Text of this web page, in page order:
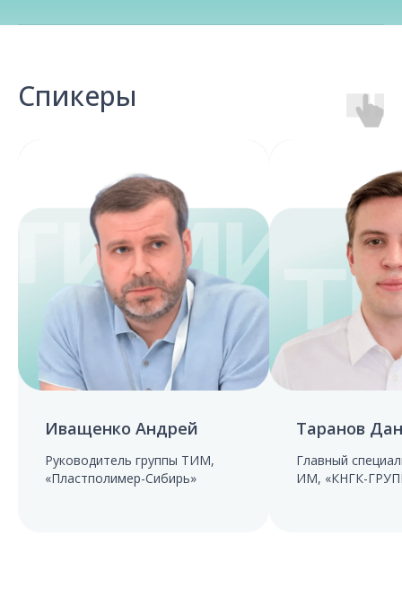
Спикеры
Иващенко Андрей
Руководитель группы ТИМ,
«Пластполимер-Сибирь»
Таранов
Главный
ИМ, «КНГК-